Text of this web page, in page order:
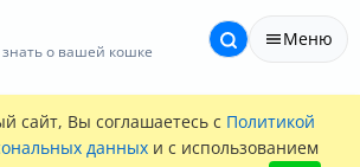
о вашей кошке
Меню
сайт, Вы соглашаетесь с Политикой
данных и с использованием